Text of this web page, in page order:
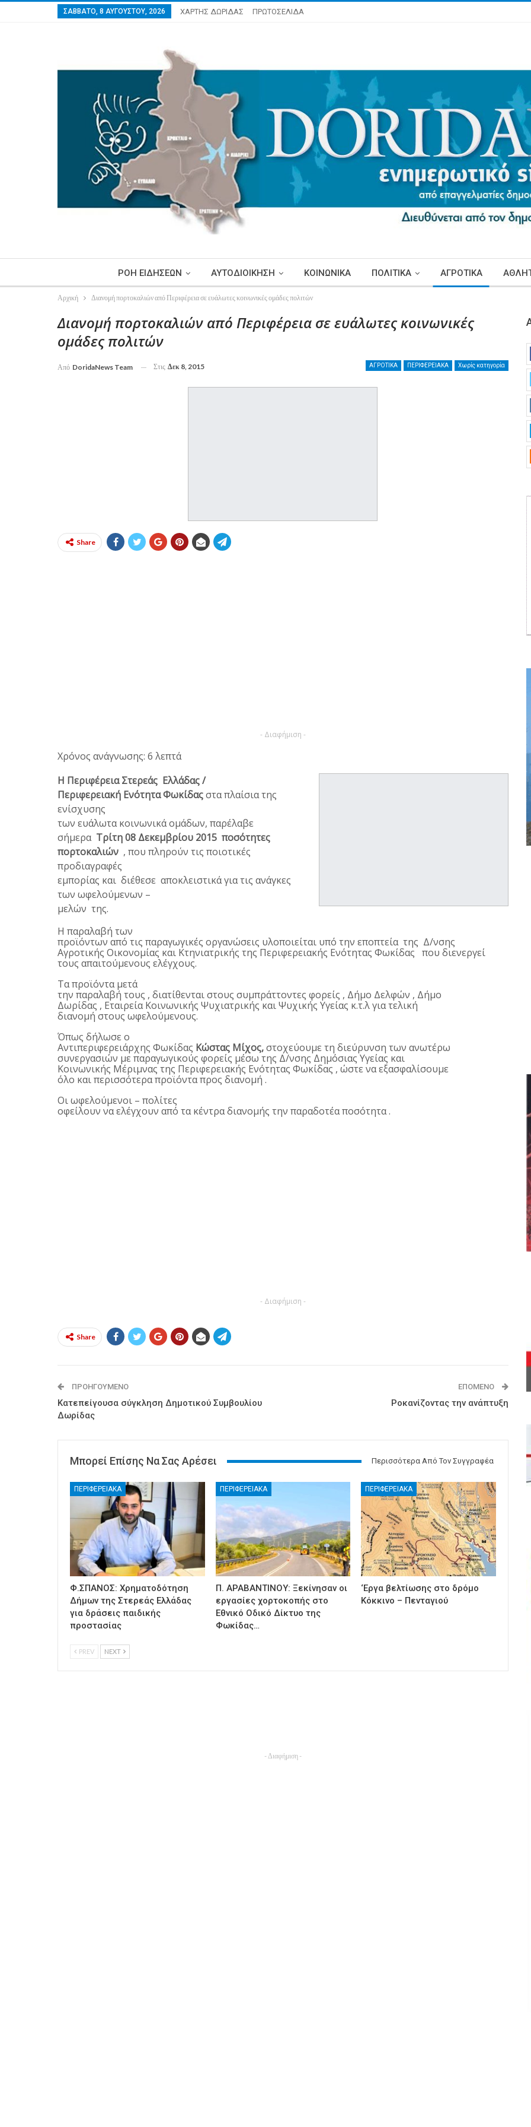
ΣΆΒΒΑΤΟ, 8 ΑΥΓΟΎΣΤΟΥ, 2026 ΧΑΡΤΗΣ ΔΩΡΙΔΑΣ ΠΡΩΤΟΣΕΛΙΔΑ
ΡΟΗ ΕΙΔΗΣΕΩΝ ΑΥΤΟΔΙΟΙΚΗΣΗ ΚΟΙΝΩΝΙΚΑ ΠΟΛΙΤΙΚΑ ΑΓΡΟΤΙΚΑ
Αρχική Διανομή πορτοκαλιών από Περιφέρεια σε ευάλωτες κοινωνικές ομάδες πολιτών
Διανομή πορτοκαλιών από Περιφέρεια σε ευάλωτες κοινωνικές
ομάδες πολιτών
ΑΓΡΟΤΙΚΑ ΠΕΡΙΦΕΡΕΙΑΚΑ Χωρίς κατηγορία
Από DoridaNews Team Στις Δεκ 8, 2015
Share
- Διαφήμιση -
Χρόνος ανάγνωσης: 6 λεπτά
Η Περιφέρεια Στερεάς Ελλάδας /
Περιφερειακή Ενότητα Φωκίδαςστα πλαίσια της
ενίσχυσης
των ευάλωτα κοινωνικά ομάδων, παρέλαβε
σήμερα Τρίτη 08 Δεκεμβρίου 2015 ποσότητες
πορτοκαλιών , που πληρούν τις ποιοτικές
προδιαγραφές
εμπορίας και διέθεσε αποκλειστικά για τις ανάγκες
των ωφελούμενων –
μελών της.
Η παραλαβή των
προϊόντων από τις παραγωγικές οργανώσεις υλοποιείται υπό την εποπτεία της Δ/νσης
Αγροτικής Οικονομίας και Κτηνιατρικής της Περιφερειακής Ενότητας Φωκίδας που διενεργεί
τους απαιτούμενους ελέγχους.
Τα προϊόντα μετά
την παραλαβή τους , διατίθενται στους συμπράττοντες φορείς , Δήμο Δελφών , Δήμο
Δωρίδας , Εταιρεία Κοινωνικής Ψυχιατρικής και Ψυχικής Υγείας κ.τ.λ για τελική
διανομή στους ωφελούμενους.
Όπως δήλωσε ο
Αντιπεριφερειάρχης Φωκίδας Κώστας Μίχος,στοχεύουμε τη διεύρυνση των ανωτέρω
συνεργασιών με παραγωγικούς φορείς μέσω της Δ/νσης Δημόσιας Υγείας και
Κοινωνικής Μέριμνας της Περιφερειακής Ενότητας Φωκίδας , ώστε να εξασφαλίσουμε
όλο και περισσότερα προϊόντα προς διανομή .
Οι ωφελούμενοι – πολίτες
οφείλουν να ελέγχουν από τα κέντρα διανομής την παραδοτέα ποσότητα .
- Διαφήμιση -
Share
ΠΡΟΗΓΟΎΜΕΝΟ
Κατεπείγουσα σύγκληση Δημοτικού Συμβουλίου
Δωρίδας
ΕΠΌΜΕΝΟ
Ροκανίζοντας την ανάπτυξη
Μπορεί Επίσης Να Σας Αρέσει Περισσότερα Από Τον Συγγραφέα
ΠΕΡΙΦΕΡΕΙΑΚΑ
Φ.ΣΠΑΝΟΣ: Χρηματοδότηση
Δήμων της Στερεάς Ελλάδας
για δράσεις παιδικής
προστασίας
ΠΕΡΙΦΕΡΕΙΑΚΑ
Π. ΑΡΑΒΑΝΤΙΝΟΥ: Ξεκίνησαν οι
εργασίες χορτοκοπής στο
Εθνικό Οδικό Δίκτυο της
Φωκίδας…
ΠΕΡΙΦΕΡΕΙΑΚΑ
‘Εργα βελτίωσης στο δρόμο
Κόκκινο – Πενταγιού
PREV NEXT
- Διαφήμιση -